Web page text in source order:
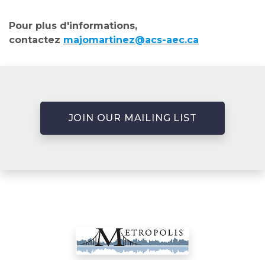
Pour plus d'informations,
contactez majomartinez@acs-aec.ca
JOIN OUR MAILING LIST